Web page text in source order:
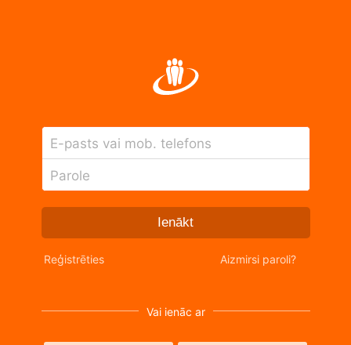
E-pasts vai mob. telefons
Parole
Ienākt
Reģistrēties Aizmirsi paroli?
Vai ienāc ar